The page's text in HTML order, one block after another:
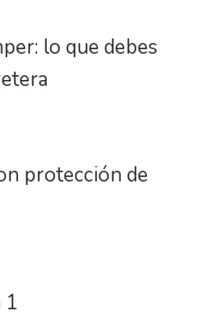
lo que debes
protección de
1